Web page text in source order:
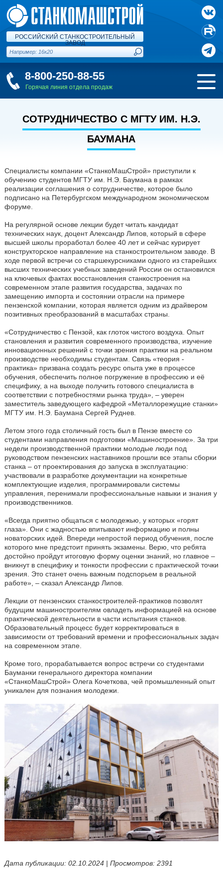
РОССИЙСКИЙ СТАНКОСТРОИТЕЛЬНЫЙ
ЗАВОД
8-800-250-88-55
Горячая линия отдела продаж
СОТРУДНИЧЕСТВО С МГТУ ИМ. Н.Э.
БАУМАНА
Специалисты компании «СтанкоМашСтрой» приступили к
обучению студентов МГТУ им. Н.Э. Баумана в рамках
реализации соглашения о сотрудничестве, которое было
подписано на Петербургском международном экономическом
форуме.
На регулярной основе лекции будет читать кандидат
технических наук, доцент Александр Липов, который в сфере
высшей школы проработал более 40 лет и сейчас курирует
конструкторское направление на станкостроительном заводе. В
ходе первой встречи со старшекурсниками одного из старейших
высших технических учебных заведений России он остановился
на ключевых фактах восстановления станкостроения на
современном этапе развития государства, задачах по
замещению импорта и состоянии отрасли на примере
пензенской компании, которая является одним из драйвером
позитивных преобразований в масштабах страны.
«Сотрудничество с Пензой, как глоток чистого воздуха. Опыт
становления и развития современного производства, изучение
инновационных решений с точки зрения практики на реальном
производстве необходимы студентам. Связь «теория -
практика» призвана создать ресурс опыта уже в процессе
обучения, обеспечить полное погружение в профессию и её
специфику, а на выходе получить готового специалиста в
соответствии с потребностями рынка труда», – уверен
заместитель заведующего кафедрой «Металлорежущие станки»
МГТУ им. Н.Э. Баумана Сергей Руднев.
Летом этого года столичный гость был в Пензе вместе со
студентами направления подготовки «Машиностроение». За три
недели производственной практики молодые люди под
руководством пензенских наставников прошли все этапы сборки
станка – от проектирования до запуска в эксплуатацию:
участвовали в разработке документации на конкретные
комплектующие изделия, программировали системы
управления, перенимали профессиональные навыки и знания у
производственников.
«Всегда приятно общаться с молодежью, у которых «горят
глаза». Они с жадностью впитывают информацию и полны
новаторских идей. Впереди непростой период обучения, после
которого мне предстоит принять экзамены. Верю, что ребята
достойно пройдут итоговую форму оценки знаний, но главное –
вникнут в специфику и тонкости профессии с практической точки
зрения. Это станет очень важным подспорьем в реальной
работе», – сказал Александр Липов.
Лекции от пензенских станкостроителей-практиков позволят
будущим машиностроителям овладеть информацией на основе
практической деятельности в части испытания станков.
Образовательный процесс будет корректироваться в
зависимости от требований времени и профессиональных задач
на современном этапе.
Кроме того, прорабатывается вопрос встречи со студентами
Бауманки генерального директора компании
«СтанкоМашСтрой» Олега Кочеткова, чей промышленный опыт
уникален для познания молодежи.
Дата публикации: 02.10.2024 | Просмотров: 2391